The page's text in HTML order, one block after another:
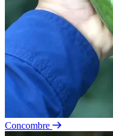
Concombre